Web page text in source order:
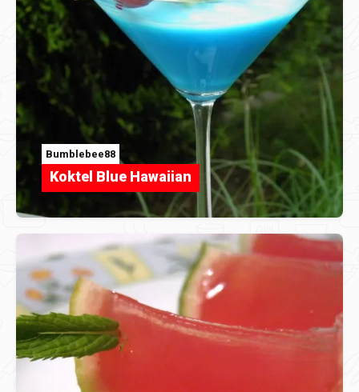
Bumblebee88
Koktel Blue Hawaiian